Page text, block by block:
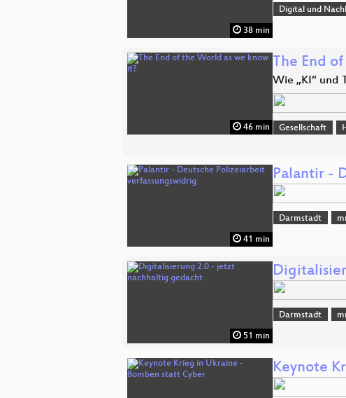
38 min
Digital und
46 min
The End
Wie „KI“ und
Gesellschaft
41 min
Palantir -
Darmstadt
51 min
Darmstadt
Keynote